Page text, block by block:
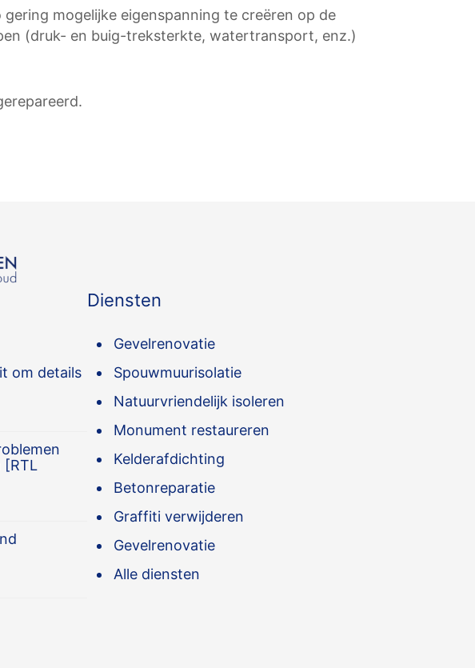
mogelijke eigenspanning te creëren op de
(druk- en buig-treksterkte, watertransport, enz.)
om details
[RTL
Diensten
Gevelrenovatie
Spouwmuurisolatie
Natuurvriendelijk isoleren
Monument restaureren
Kelderafdichting
Betonreparatie
Graffiti verwijderen
Gevelrenovatie
Alle diensten